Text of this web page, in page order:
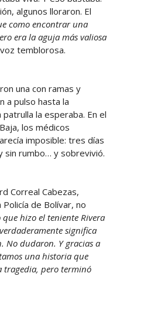
algunos lloraron. El
como encontrar una
era la aguja más valiosa
temblorosa.
una con ramas y
a pulso hasta la
la esperaba. En el
los médicos
imposible: tres días
sin rumbo… y sobrevivió.
Correal Cabezas,
de Bolívar, no
que hizo el teniente Rivera
significa
No dudaron. Y gracias a
una historia que
tragedia, pero terminó